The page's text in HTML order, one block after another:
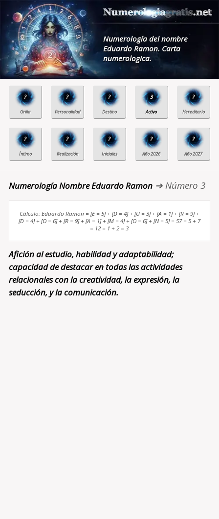
Numerología del nombre
Eduardo Ramon. Carta
numerologica.
? ? ? 3 ?
? ? ? ? ?
Numerología Nombre Eduardo Ramon➔ Número 3
Cálculo: Eduardo Ramon = [E = 5] + [D = 4] + [U = 3] + [A = 1] + [R = 9] +
[D = 4] + [O = 6] + [R = 9] + [A = 1] + [M = 4] + [O = 6] + [N = 5] = 57 = 5 + 7
= 12 = 1 + 2 = 3
Afición al estudio, habilidad y adaptabilidad;
capacidad de destacar en todas las actividades
relacionales con la creatividad, la expresión, la
seducción, y la comunicación.